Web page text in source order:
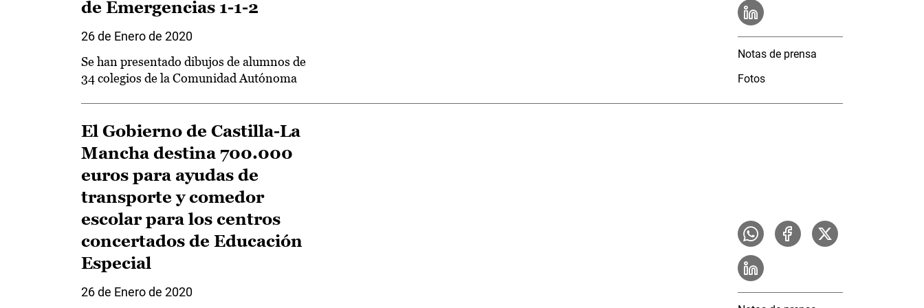
de Emergencias 1-1-2
26 de Enero de 2020
Se han presentado dibujos de alumnos de
34 colegios de la Comunidad Autónoma
Notas de prensa
Fotos
El Gobierno de Castilla-La
Mancha destina 700.000
euros para ayudas de
transporte y comedor
escolar para los centros
concertados de Educación
Especial
26 de Enero de 2020